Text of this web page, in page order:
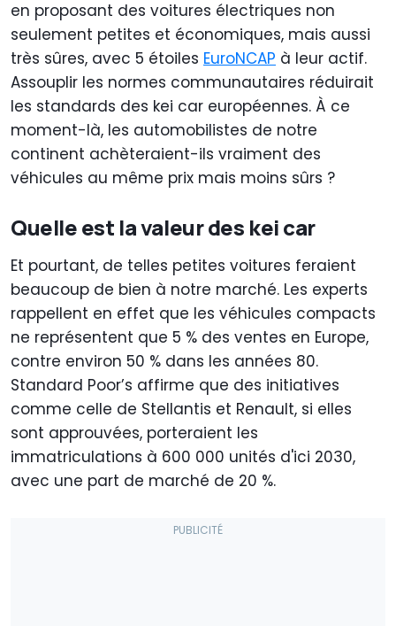
en proposant des voitures électriques non
seulement petites et économiques, mais aussi
très sûres, avec 5 étoiles EuroNCAP à leur actif.
Assouplir les normes communautaires réduirait
les standards des kei car européennes. À ce
moment-là, les automobilistes de notre
continent achèteraient-ils vraiment des
véhicules au même prix mais moins sûrs ?
Quelle est la valeur des kei car
Et pourtant, de telles petites voitures feraient
beaucoup de bien à notre marché. Les experts
rappellent en effet que les véhicules compacts
ne représentent que 5 % des ventes en Europe,
contre environ 50 % dans les années 80.
Standard Poor’s affirme que des initiatives
comme celle de Stellantis et Renault, si elles
sont approuvées, porteraient les
immatriculations à 600 000 unités d'ici 2030,
avec une part de marché de 20 %.